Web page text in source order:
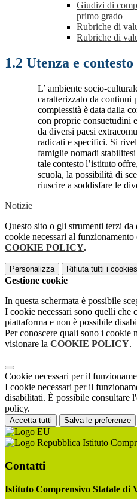
Giudizi di
primo grado
Rubriche di
Rubriche di
1.2 Utenza e
L’ ambiente socio-
caratterizzato da continui
complessità è data dalla
con proprie consuetudini
da diversi paesi
radicati e specifici. Si
famiglie nomadi
tale contestol’istitutooffre,
scuola, la possibilità di
riuscire a soddisfare le
Notizie
Questo sito o gli strumenti terzi
cookie necessari al
COOKIE POLICY.
Personalizza Rifiuta tutti i cookies
Gestione cookie
In questa schermata è possibile
I cookie necessari sono quelli che
piattaforma e non è possibile
Per conoscere quali sono i cookie
visionare la COOKIE POLICY.
Cookie necessari per il
I cookie necessari per il
disabilitati. È possibile consultare
policy.
Accetta tutti Salva le preferenze
Istituto
Contatti
Istituto Comprensivo Statale di